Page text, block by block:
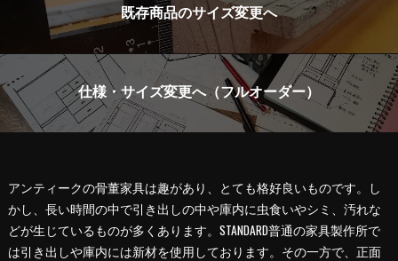
既存商品のサイズ変更へ
仕様・サイズ変更へ（フルオーダー）
アンティークの骨董家具は趣があり、とても格好良いものです。し
かし、長い時間の中で引き出しの中や庫内に虫食いやシミ、汚れな
どが生じているものが多くあります。STANDARD普通の家具製作所で
は引き出しや庫内には新材を使用しております。その一方で、正面